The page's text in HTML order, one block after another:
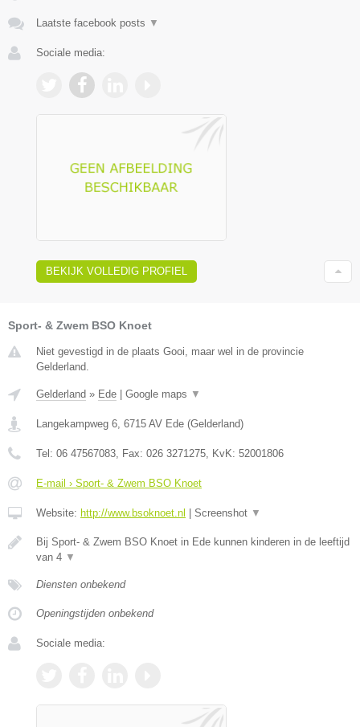
Laatste facebook posts ▼
Sociale media:
BEKIJK VOLLEDIG PROFIEL
Sport- & Zwem BSO Knoet
Niet gevestigd in de plaats Gooi, maar wel in de provincie
Gelderland.
Gelderland » Ede Google maps ▼
Langekampweg 6, 6715 AV Ede (Gelderland)
Tel: 06 47567083, Fax: 026 3271275, KvK: 52001806
E-mail › Sport- & Zwem BSO Knoet
Website: http://www.bsoknoet.nl Screenshot ▼
Bij Sport- & Zwem BSO Knoet in Ede kunnen kinderen in de leeftijd
van 4 ▼
Diensten onbekend
Openingstijden onbekend
Sociale media: